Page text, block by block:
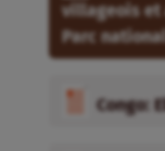
villageois et
Parc
Congo: